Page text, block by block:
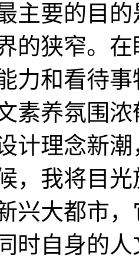
主要的目
的狭窄。
力和看待
素养氛围
计理念新
，我将目
兴大都市
时自身的